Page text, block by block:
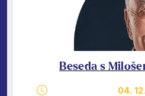
Beseda s
04.